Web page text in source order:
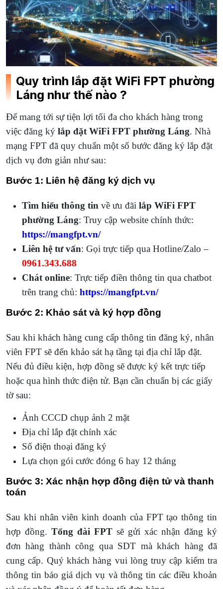
Quy trình lắp đặt WiFi FPT phường
Láng như thế nào ?
Để mang tới sự tiện lợi tối đa cho khách hàng trong
việc đăng ký lắp đặt WiFi FPT phường Láng. Nhà
mạng FPT đã quy chuẩn một số bước đăng ký lắp đặt
dịch vụ đơn giản như sau:
Bước 1: Liên hệ đăng ký dịch vụ
Tìm hiểu thông tin về ưu đãi lắp WiFi FPT
phường Láng: Truy cập website chính thức:
https://mangfpt.vn/
Liên hệ tư vấn: Gọi trực tiếp qua Hotline/Zalo –
0961.343.688
Chát online: Trực tiếp điền thông tin qua chatbot
trên trang chủ: https://mangfpt.vn/
Bước 2: Khảo sát và ký hợp đồng
Sau khi khách hàng cung cấp thông tin đăng ký, nhân
viên FPT sẽ đến khảo sát hạ tầng tại địa chỉ lắp đặt.
Nếu đủ điều kiện, hợp đồng sẽ được ký kết trực tiếp
hoặc qua hình thức điện tử. Bạn cần chuẩn bị các giấy
tờ sau:
Ảnh CCCD chụp ảnh 2 mặt
Địa chỉ lắp đặt chính xác
Số điện thoại đăng ký
Lựa chọn gói cước đóng 6 hay 12 tháng
Bước 3: Xác nhận hợp đồng điện tử và thanh
toán
Sau khi nhân viên kinh doanh của FPT tạo thông tin
hợp đồng. Tổng đài FPT sẽ gửi xác nhận đăng ký
đơn hàng thành công qua SDT mà khách hàng đã
cung cấp. Quý khách hàng vui lòng truy cập kiểm tra
thông tin báo giá dịch vụ và thông tin các điều khoản